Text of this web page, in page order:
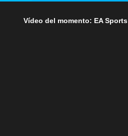
Vídeo del momento: EA